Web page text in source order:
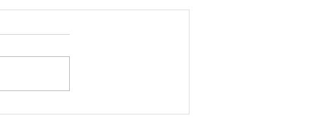
¡Presencia Destacada en